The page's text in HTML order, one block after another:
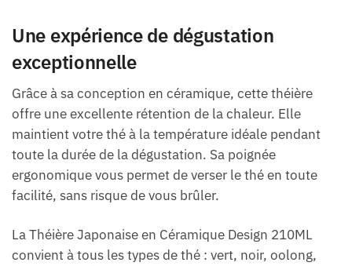
Une expérience de dégustation
exceptionnelle
Grâce à sa conception en céramique, cette théière
offre une excellente rétention de la chaleur. Elle
maintient votre thé à la température idéale pendant
toute la durée de la dégustation. Sa poignée
ergonomique vous permet de verser le thé en toute
facilité, sans risque de vous brûler.
La Théière Japonaise en Céramique Design 210ML
convient à tous les types de thé : vert, noir, oolong,